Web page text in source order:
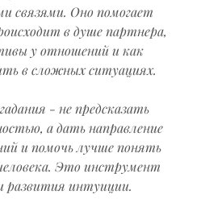
связями. Оно помогает
в душе партнера,
у отношений и как
в сложных ситуациях.
- не предсказать
а дать направление
и помочь лучше понять
Это инструмент
развития интуиции.